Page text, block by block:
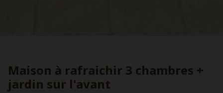
Maison à rafraichir 3 chambres +
jardin sur l'avant